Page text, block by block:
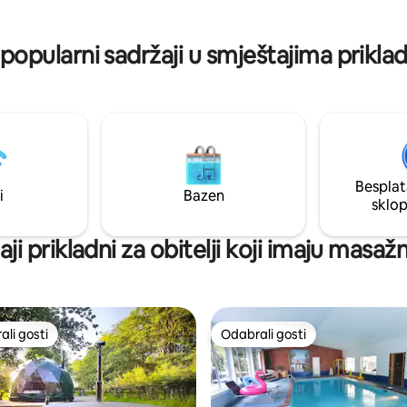
sadržaji u smještajima
Bazen
prikladni za obitelji koji imaju
rangiranima s oznakom „Odabrali gosti”
gosti Odabrali gosti
Odabrali gosti